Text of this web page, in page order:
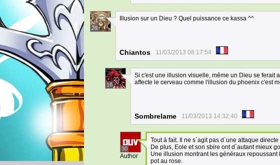
28
Illusion sur un Dieu ? Quel puissance ce kassa ^^
Chiantos 11/03/2013 08:17:54
16
Si c'est une illusion visuelle, même un Dieu se ferait
affecte le cerveau comme l'illusion du phoenix c'est
Sombrelame 11/03/2013 14:32:40
30
Author
Tout à fait. Il ne s´agit pas d´une attaque
De plus, Eole et son sbire ont d´autant mieux
Une illusion montrant les généraux repoussant
pot au rose.